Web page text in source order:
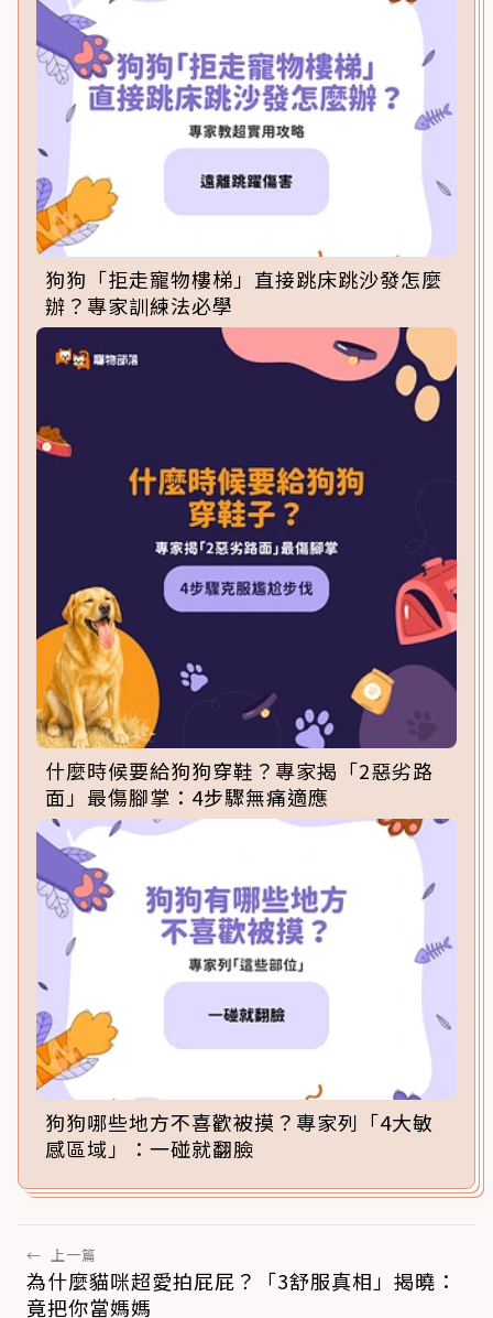
狗狗「拒走寵物樓梯」直接跳床跳沙發怎麼
辦？專家訓練法必學
什麼時候要給狗狗穿鞋？專家揭「2惡劣路
面」最傷腳掌：4步驟無痛適應
狗狗哪些地方不喜歡被摸？專家列「4大敏
感區域」：一碰就翻臉
← 上一篇
為什麼貓咪超愛拍屁屁？「3舒服真相」揭曉：
竟把你當媽媽